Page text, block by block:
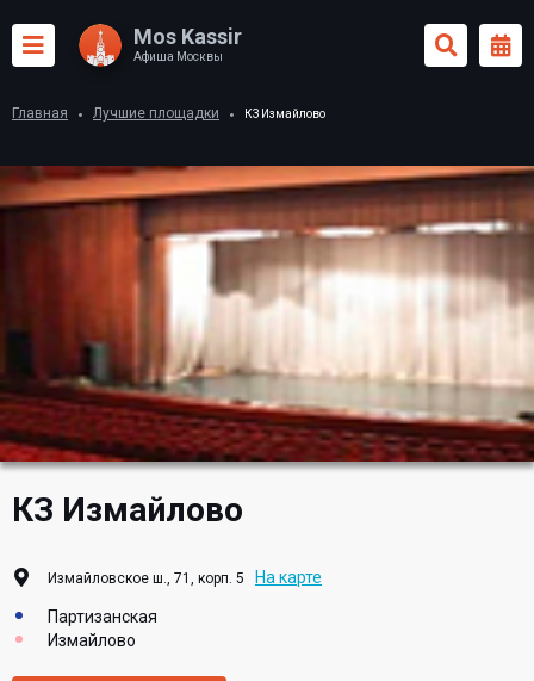
Mos Kassir
Афиша Москвы
Главная Лучшие площадки КЗ Измайлово
КЗ Измайлово
Измайловское ш., 71, корп. 5 На карте
Партизанская
Измайлово